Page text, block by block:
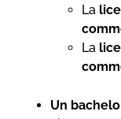
La
La
Un